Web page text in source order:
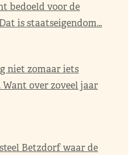
bedoeld voor de
is staatseigendom...
niet zomaar iets
over zoveel jaar
Betzdorf waar de